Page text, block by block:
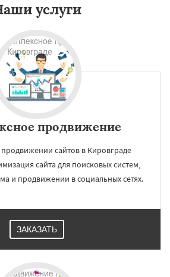
услуги
продвижение
сайтов в Кировграде
сайта для поисковых систем,
и продвижении в социальных сетях.
ЗАКАЗАТЬ